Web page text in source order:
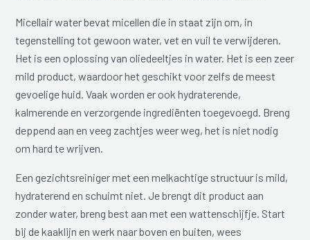
Micellair water bevat micellen die in staat zijn om, in
tegenstelling tot gewoon water, vet en vuil te verwijderen.
Het is een oplossing van oliedeeltjes in water. Het is een zeer
mild product, waardoor het geschikt voor zelfs de meest
gevoelige huid. Vaak worden er ook hydraterende,
kalmerende en verzorgende ingrediënten toegevoegd. Breng
deppend aan en veeg zachtjes weer weg, het is niet nodig
om hard te wrijven.
Een gezichtsreiniger met een melkachtige structuur is mild,
hydraterend en schuimt niet. Je brengt dit product aan
zonder water, breng best aan met een wattenschijfje. Start
bij de kaaklijn en werk naar boven en buiten, wees